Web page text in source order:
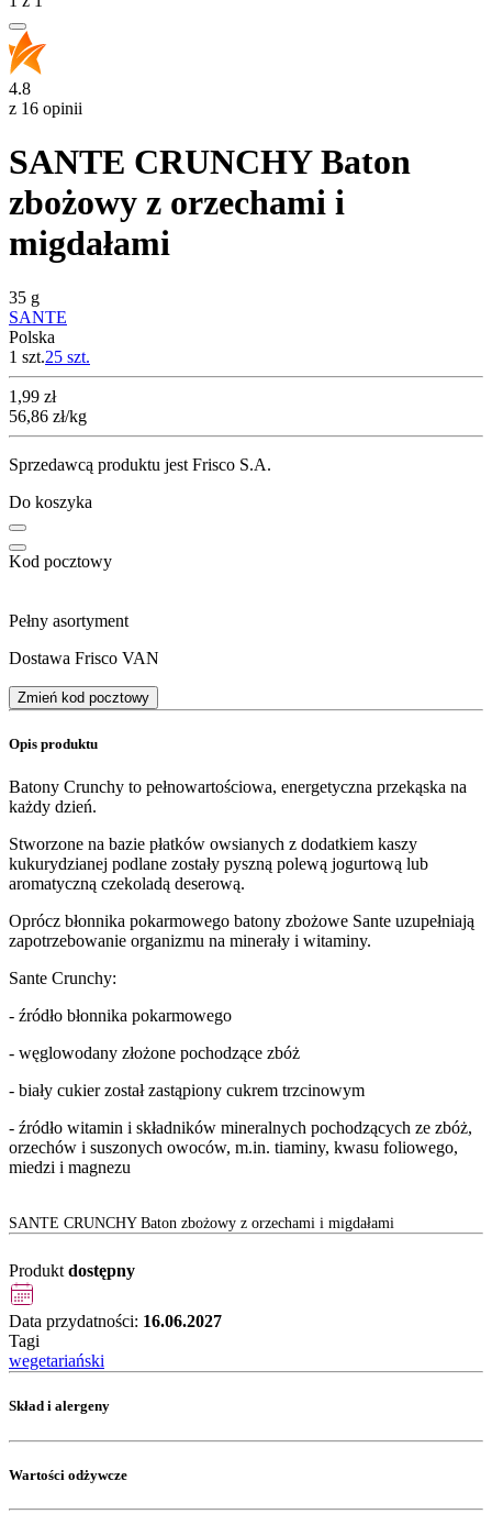
4.8
z 16 opinii
SANTE CRUNCHY Baton
zbożowy z orzechami i
migdałami
35 g
SANTE
Polska
1 szt.25 szt.
Cena
1,99 zł
56,86 zł/kg
Sprzedawcą produktu jest Frisco S.A.
Do koszyka
Kod pocztowy
Pełny asortyment
Dostawa Frisco VAN
Zmień kod pocztowy
Opis produktu
Batony Crunchy to pełnowartościowa, energetyczna przekąska na
każdy dzień.
Stworzone na bazie płatków owsianych z dodatkiem kaszy
kukurydzianej podlane zostały pyszną polewą jogurtową lub
aromatyczną czekoladą deserową.
Oprócz błonnika pokarmowego batony zbożowe Sante uzupełniają
zapotrzebowanie organizmu na minerały i witaminy.
Sante Crunchy:
- źródło błonnika pokarmowego
- węglowodany złożone pochodzące zbóż
- biały cukier został zastąpiony cukrem trzcinowym
- źródło witamin i składników mineralnych pochodzących ze zbóż,
orzechów i suszonych owoców, m.in. tiaminy, kwasu foliowego,
miedzi i magnezu
SANTE CRUNCHY Baton zbożowy z orzechami i migdałami
Produkt dostępny
Data przydatności: 16.06.2027
Tagi
wegetariański
Skład i alergeny
Wartości odżywcze